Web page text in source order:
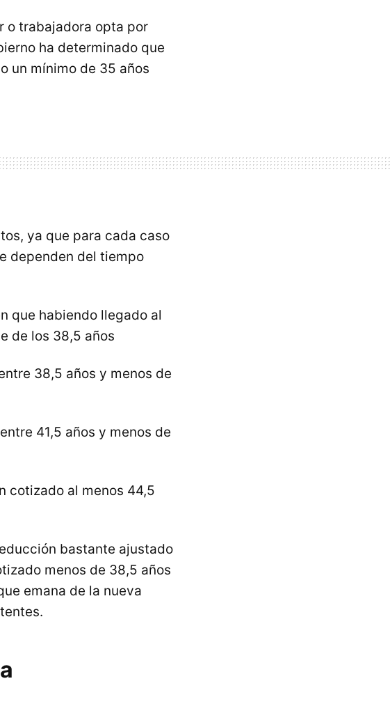
o trabajadora opta por
ha determinado que
un mínimo de 35 años
ya que para cada caso
dependen del tiempo
que habiendo llegado al
de los 38,5 años
38,5 años y menos de
41,5 años y menos de
cotizado al menos 44,5
bastante ajustado
menos de 38,5 años
emana de la nueva